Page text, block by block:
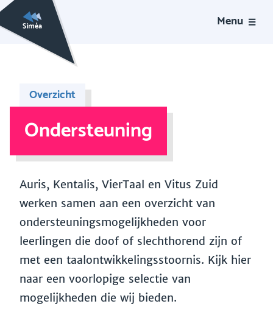
Menu
Overzicht
Ondersteuning
Auris, Kentalis, VierTaal en Vitus Zuid
werken samen aan een overzicht van
ondersteuningsmogelijkheden voor
leerlingen die doof of slechthorend zijn of
met een taalontwikkelingsstoornis. Kijk hier
naar een voorlopige selectie van
mogelijkheden die wij bieden.